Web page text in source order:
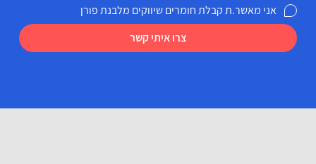
צרו איתי קשר
אני מאשר.ת קבלת חומרים שיווקים מלבנת פורן